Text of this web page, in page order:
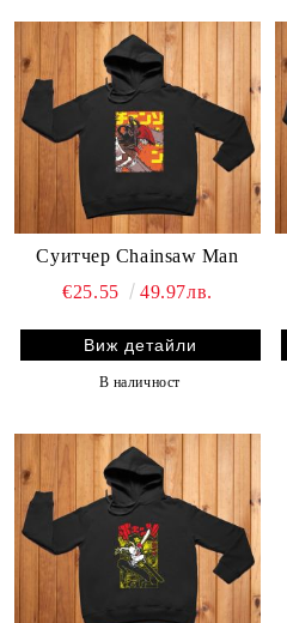
Суитчер Chainsaw Man
€25.55
49.97лв.
Виж детайли
В наличност